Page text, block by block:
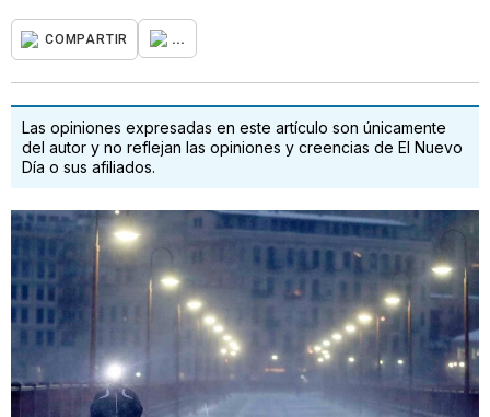
COMPARTIR ...
Las opiniones expresadas en este artículo son únicamente
del autor y no reflejan las opiniones y creencias de El Nuevo
Día o sus afiliados.